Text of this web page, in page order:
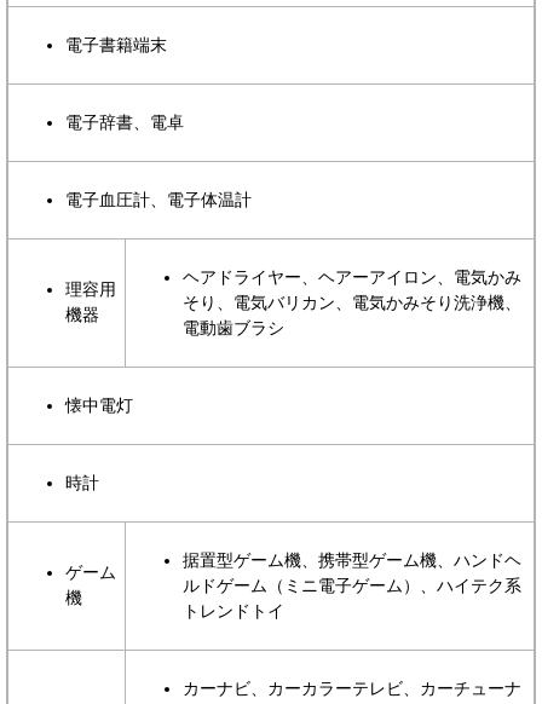
電子書籍端末
電子辞書、電卓
電子血圧計、電子体温計
理容用
機器
ヘアドライヤー、ヘアーアイロン、電気かみ
そり、電気バリカン、電気かみそり洗浄機、
電動歯ブラシ
懐中電灯
時計
ゲーム
機
据置型ゲーム機、携帯型ゲーム機、ハンドヘ
ルドゲーム（ミニ電子ゲーム）、ハイテク系
トレンドトイ
カーナビ、カーカラーテレビ、カーチューナ